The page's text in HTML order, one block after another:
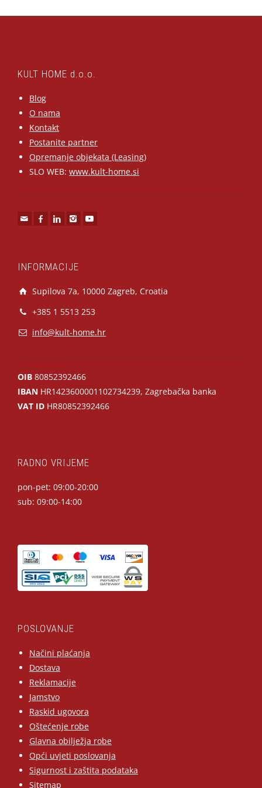
KULT HOME d.o.o.
Blog
O nama
Kontakt
Postanite partner
Opremanje objekata (Leasing)
SLO WEB: www.kult-home.si
INFORMACIJE
Supilova 7a, 10000 Zagreb, Croatia
+385 1 5513 253
info@kult-home.hr
OIB 80852392466
IBAN HR1423600001102734239, Zagrebačka banka
VAT ID HR80852392466
RADNO VRIJEME
pon-pet: 09:00-20:00
sub: 09:00-14:00
POSLOVANJE
Načini plaćanja
Dostava
Reklamacije
Jamstvo
Raskid ugovora
Oštećenje robe
Glavna obilježja robe
Opći uvjeti poslovanja
Sigurnost i zaštita podataka
Sitemap